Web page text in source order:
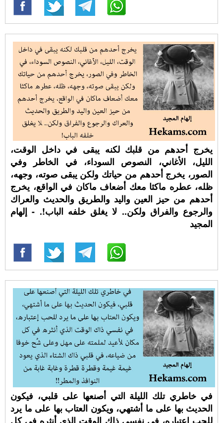
يخرج أحدهم من قلبك لكنه يبقى في داخل الوقت،
الليل، الأغاني، النصوص السوداء، في الخاطر وفي
الصور، يخرج أحدهم من حياتك ولكن يبقى صوته، وجهه،
ظله، عطره ماكثا معك أضعاف ماكان في الواقع، يخرج
أحدهم من حيز العين واليد والطريق والحديث والعراك
والرجوع والفراق ولكن.. لا يغلق خلفه الباب!. - إلهام
المجيد
في خاطري تلك الليلة التي أصنعها على قلبي، فيكون
الحديث بها على ما أشتهي، ويكون العتاب بها على ما يرد